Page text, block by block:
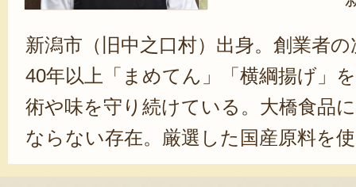
新潟市（旧中之口村）出身。創業者
40年以上「まめてん」「横綱揚げ」
術や味を守り続けている。大橋食品
ならない存在。厳選した国産原料を
手作業で行ったりと商品作りに妥協